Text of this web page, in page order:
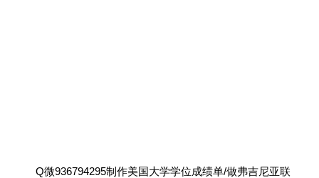
Q微936794295制作美国大学学位成绩单/做弗吉尼亚联